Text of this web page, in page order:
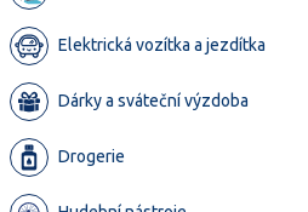
Elektrická vozítka a jezdítka
Dárky a sváteční výzdoba
Drogerie